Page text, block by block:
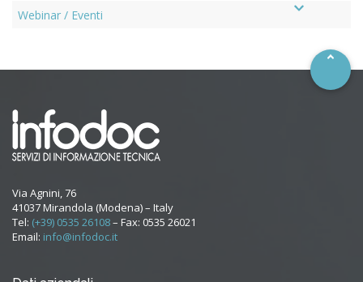
Webinar / Eventi
Via Agnini, 76
41037 Mirandola (Modena) – Italy
Tel: (+39) 0535 26108– Fax: 0535 26021
Email: info@infodoc.it